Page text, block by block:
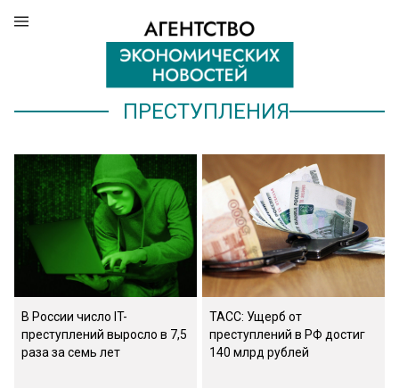
ПРЕСТУПЛЕНИЯ
В России число IT-
преступлений выросло в 7,5
раза за семь лет
ТАСС: Ущерб от
преступлений в РФ достиг
140 млрд рублей